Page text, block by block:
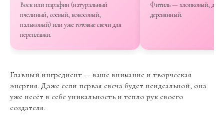
Воск или парафин (натуральный
пчелиный, соевый, кокосовый,
пальмовый) или уже готовые свечи для
переплавки.
Фитиль — хлопковый,
деревянный.
Главный ингредиент — ваше внимание и творческая
энергия. Даже если первая свеча будет неидеальной, она
уже несёт в себе уникальность и тепло рук своего
создателя.